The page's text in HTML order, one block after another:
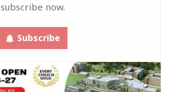
subscribe now.
Subscribe